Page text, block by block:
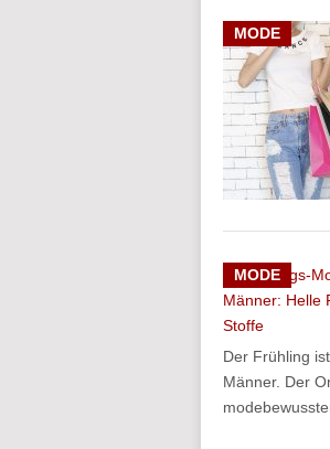
MODE
MODE
Der Frühling
Männer. Der